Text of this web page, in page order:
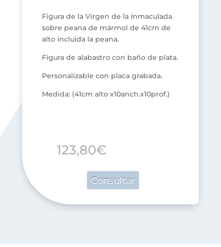
Figura de la Virgen de la Inmaculada
sobre peana de mármol de 41cm de
alto incluida la peana.
Figura de alabastro con baño de plata.
Personalizable con placa grabada.
Medida: (41cm alto x10anch.x10prof.)
123,80€
Consultar